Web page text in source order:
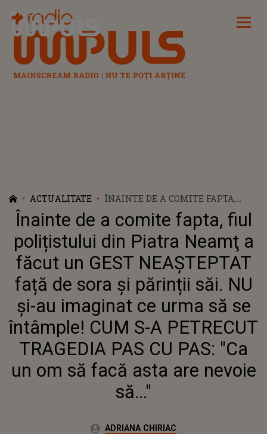
Radio Impuls
ACTUALITATE
ÎNAINTE DE A COMITE FAPTA,
FIUL POLIȚISTULUI DIN PIATRA
NEAMŢ A FĂCUT UN GEST
NEAȘTEPTAT FAȚĂ DE SORA ȘI
PĂRINȚII SĂI. NU ȘI-AU
IMAGINAT CE URMA SĂ SE
TRAGEDIA PAS CU PAS: "CA UN OM
SĂ FACĂ ASTA ARE NEVOIE SĂ..."
Înainte de a comite fapta, fiul
polițistului din Piatra Neamţ a
făcut un GEST NEAȘTEPTAT
față de sora și părinții săi. NU
și-au imaginat ce urma să se
întâmple! CUM S-A PETRECUT
TRAGEDIA PAS CU PAS: "Ca
un om să facă asta are nevoie
să..."
Autor:ADRIANA CHIRIAC